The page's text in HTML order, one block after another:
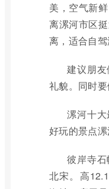
美，空气新
离漯河市区
离，适合自驾
建议朋
礼貌。同时要
漯河十
好玩的景点漯
彼岸寺
北宋。高